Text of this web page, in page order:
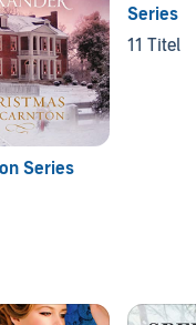
Series
Series
11 Titel